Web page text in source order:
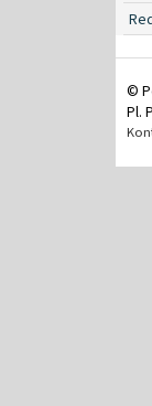
©
Pl.